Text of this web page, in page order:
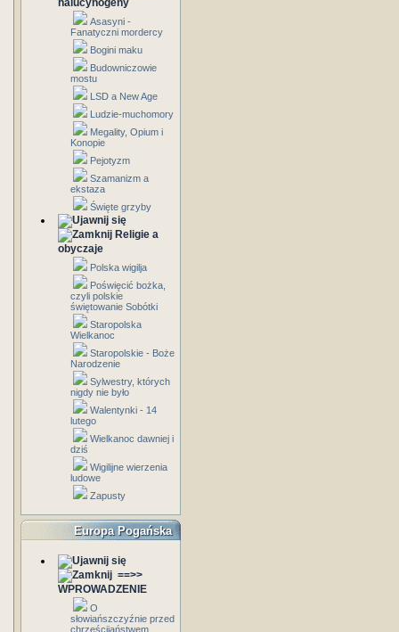
halucynogeny
Asasyni -
Fanatyczni mordercy
Bogini maku
Budowniczowie
mostu
LSD a New Age
Ludzie-muchomory
Megality, Opium i
Konopie
Pejotyzm
Szamanizm a
ekstaza
Święte grzyby
Religie a
obyczaje
Polska wigilja
Poświęcić bożka,
czyli polskie
świętowanie Sobótki
Staropolska
Wielkanoc
Staropolskie - Boże
Narodzenie
Sylwestry, których
nigdy nie było
Walentynki - 14
lutego
Wielkanoc dawniej i
dziś
Wigilijne wierzenia
ludowe
Zapusty
Europa Pogańska
==>>
WPROWADZENIE
O
słowiańszczyźnie przed
chrześcijaństwem